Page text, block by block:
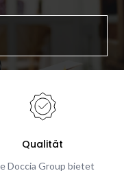
Qualität
Doccia Group bietet